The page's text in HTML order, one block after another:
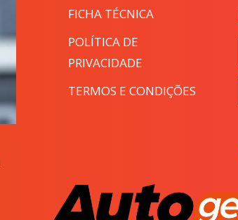
FICHA TÉCNICA
POLÍTICA DE
PRIVACIDADE
TERMOS E CONDIÇÕES